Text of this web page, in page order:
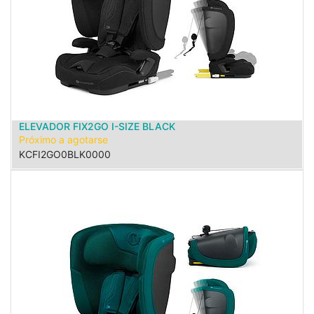
ELEVADOR FIX2GO I-SIZE BLACK
Próximo a agotarse
KCFI2GO0BLK0000